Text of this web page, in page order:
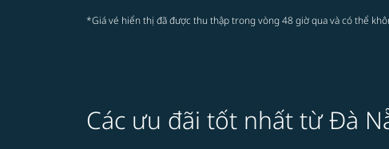
*Giá vé hiển thị đã được thu thập trong vòng 48 giờ qua và có thể
Các ưu đãi tốt nhất từ Đà